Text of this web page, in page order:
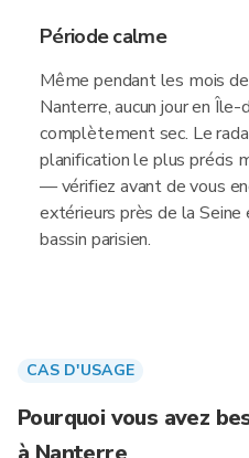
Période calme
Même pendant les mois
Nanterre, aucun jour en
complètement sec. Le
planification le plus précis
— vérifiez avant de vous
extérieurs près de la
bassin parisien.
CAS D'USAGE
Pourquoi vous avez